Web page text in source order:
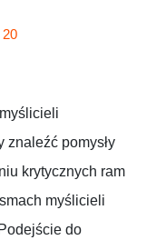
20
znaleźć pomysły
krytycznych ram
myślicieli
do